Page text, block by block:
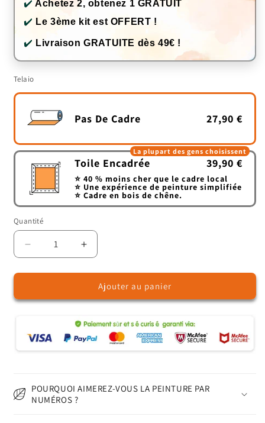
✔️ Achetez 2, obtenez 1 GRATUIT
✔️ Le 3ème kit est OFFERT !
✔️ Livraison GRATUITE dès 49€ !
Telaio
Pas De Cadre 27,90 €
Toile Encadrée 39,90 €
⭐ 40 % moins cher que le cadre local
⭐ Une expérience de peinture simplifiée
⭐ Cadre en bois de chêne.
La plupart des gens choisissent
Quantité
Quantité
Réduire
la
quantité
Cités
Augmenter
la
quantité
Cités
Ajouter au panier
POURQUOI AIMEREZ-VOUS LA PEINTURE PAR
NUMÉROS ?